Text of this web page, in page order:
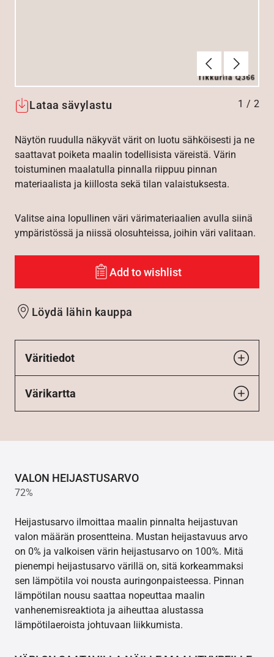
Edellinen
Lataa sävylastu 1 / 2
Näytön ruudulla näkyvät värit on luotu sähköisesti ja ne
saattavat poiketa maalin todellisista väreistä. Värin
toistuminen maalatulla pinnalla riippuu pinnan
materiaalista ja kiillosta sekä tilan valaistuksesta.
Valitse aina lopullinen väri värimateriaalien avulla siinä
ympäristössä ja niissä olosuhteissa, joihin väri valitaan.
Add to wishlist
Löydä lähin kauppa
Väritiedot
Värikartta
VALON HEIJASTUSARVO
72%
Heijastusarvo ilmoittaa maalin pinnalta heijastuvan
valon määrän prosentteina. Mustan heijastavuus arvo
on 0% ja valkoisen värin heijastusarvo on 100%. Mitä
pienempi heijastusarvo värillä on, sitä korkeammaksi
sen lämpötila voi nousta auringonpaisteessa. Pinnan
lämpötilan nousu saattaa nopeuttaa maalin
vanhenemisreaktiota ja aiheuttaa alustassa
lämpötilaeroista johtuvaan liikkumista.